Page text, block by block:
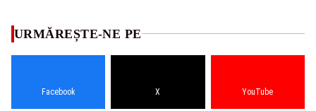
URMĂREȘTE-NE PE
Facebook X YouTube